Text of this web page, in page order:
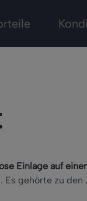
Einlage auf
Es gehörte zu den